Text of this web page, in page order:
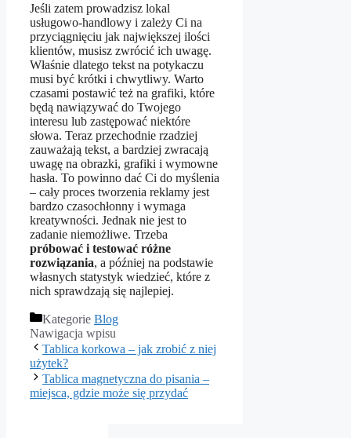
Jeśli zatem prowadzisz lokal
usługowo-handlowy i zależy Ci na
przyciągnięciu jak największej ilości
klientów, musisz zwrócić ich uwagę.
Właśnie dlatego tekst na potykaczu
musi być krótki i chwytliwy. Warto
czasami postawić też na grafiki, które
będą nawiązywać do Twojego
interesu lub zastępować niektóre
słowa. Teraz przechodnie rzadziej
zauważają tekst, a bardziej zwracają
uwagę na obrazki, grafiki i wymowne
hasła. To powinno dać Ci do myślenia
– cały proces tworzenia reklamy jest
bardzo czasochłonny i wymaga
kreatywności. Jednak nie jest to
zadanie niemożliwe. Trzeba
próbować i testować różne
rozwiązania, a później na podstawie
własnych statystyk wiedzieć, które z
nich sprawdzają się najlepiej.
Kategorie Blog
Nawigacja wpisu
Tablica korkowa – jak zrobić z niej
użytek?
Tablica magnetyczna do pisania –
miejsca, gdzie może się przydać